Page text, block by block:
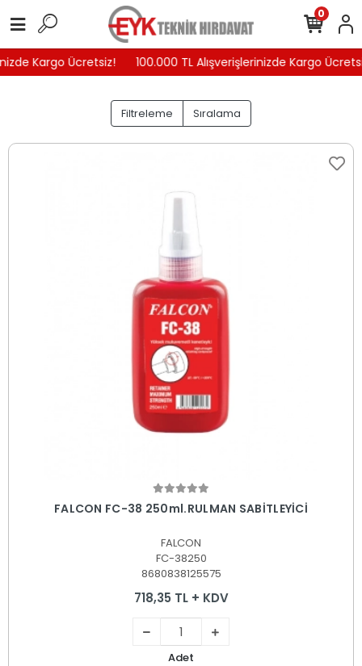
Kargo Ücretsiz! 100.000 TL Alışverişlerinizde Kargo
0
Filtreleme Sıralama
Sepete Ekle
FALCON FC-38 250ml.RULMAN SABİTLEYİCİ
FALCON
FC-38250
8680838125575
718,35 TL + KDV
Adet